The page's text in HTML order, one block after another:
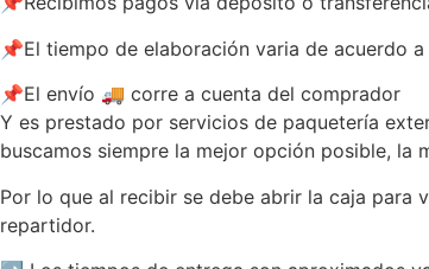
📌El tiempo de elaboración varia de acuerdo
📌El envío 🚚 corre a cuenta del comprador
Y es prestado por servicios de paquetería
buscamos siempre la mejor opción posible, la
Por lo que al recibir se debe abrir la caja
repartidor.